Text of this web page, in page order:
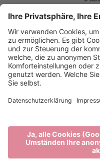
Brixen Tourismus
Privacy
Impressum
produced by